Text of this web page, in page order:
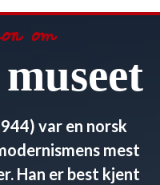
om
var en norsk
mest
Han er best kjent